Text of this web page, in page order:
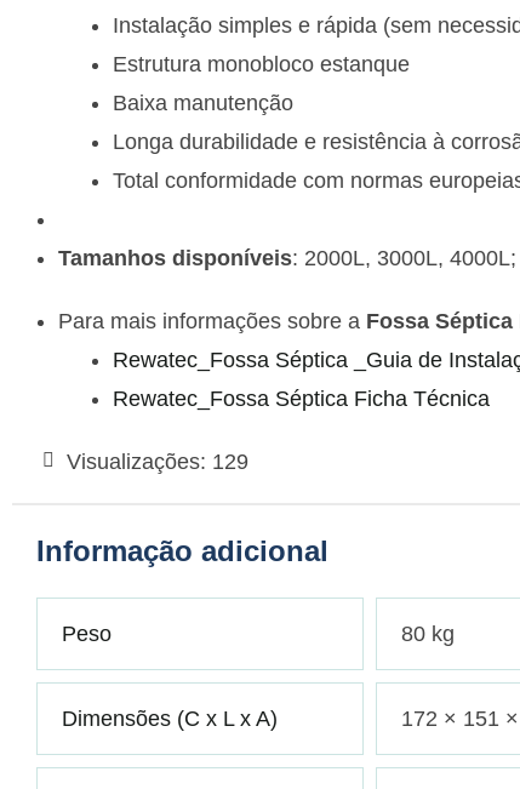
Instalação simples e rápida (sem
Estrutura monobloco estanque
Baixa manutenção
Longa durabilidade e resistência à
Total conformidade com normas
Tamanhos disponíveis: 2000L, 3000L,
Para mais informações sobre a Fossa Séptica
Rewatec_Fossa Séptica _Guia de
Rewatec_Fossa Séptica Ficha Técnica
Visualizações: 129
Informação adicional
Peso 80 kg
Dimensões (C x L x A) 172 × 151